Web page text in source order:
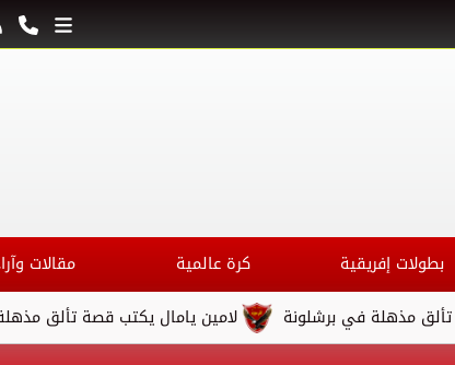
بطولات إفريقية كرة عالمية
مقالات
لامين يامال يكتب قصة تألق مذهلة في برشلونة برشلونة